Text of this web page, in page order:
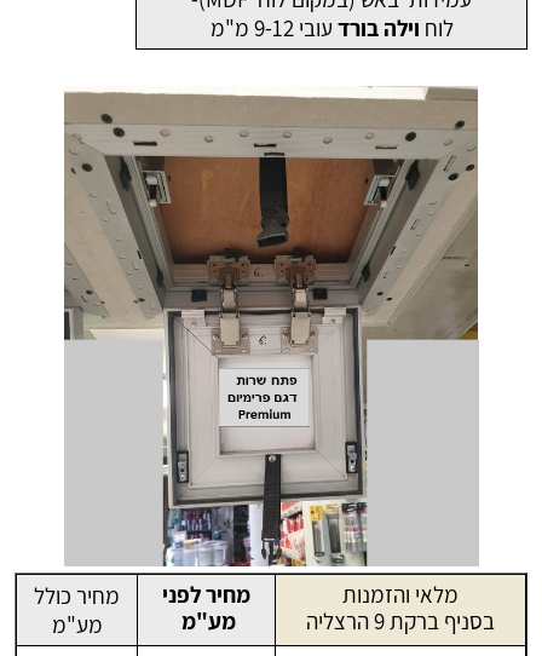
לוח וילה בורד עובי 9-12 מ"מ
מלאי והזמנות
בסניף ברקת 9 הרצליה
מחיר לפני
מע"מ
מחיר כולל
מע"מ